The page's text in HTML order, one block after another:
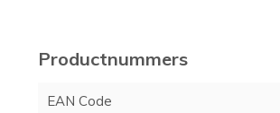
Productnummers
EAN Code